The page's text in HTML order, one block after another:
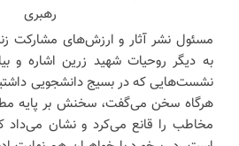
مسئول نشر آثار و ارزش‌های مشارکت
به دیگر روحیات شهید زرین اشاره و
نشست‌هایی که در بسیج دانشجویی
هرگاه سخن می‌گفت، سخنش بر پایه
مخاطب را قانع می‌کرد و نشان می‌داد